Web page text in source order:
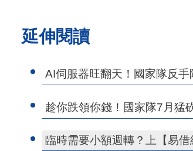
延伸閱讀
AI伺服器旺翻天！國家隊反
趁你跌領你錢！國家隊7月
臨時需要小額週轉？上【易